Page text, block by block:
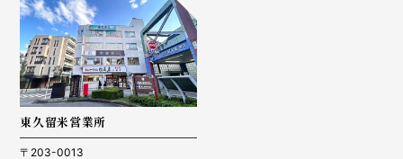
東久留米営業所
〒203-0013